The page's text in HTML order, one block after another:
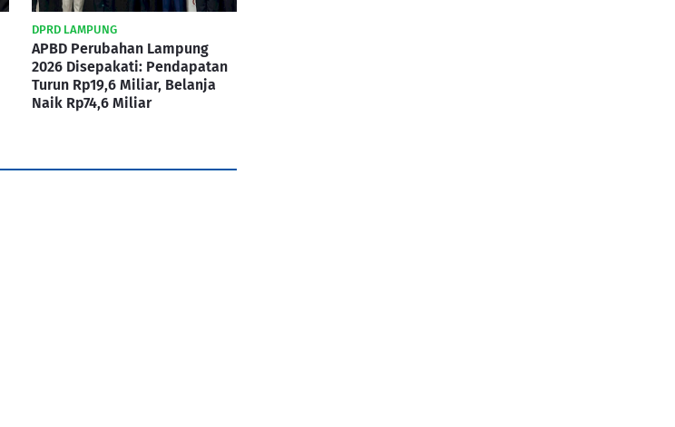
DPRD LAMPUNG
APBD Perubahan Lampung
2026 Disepakati: Pendapatan
Turun Rp19,6 Miliar, Belanja
Naik Rp74,6 Miliar